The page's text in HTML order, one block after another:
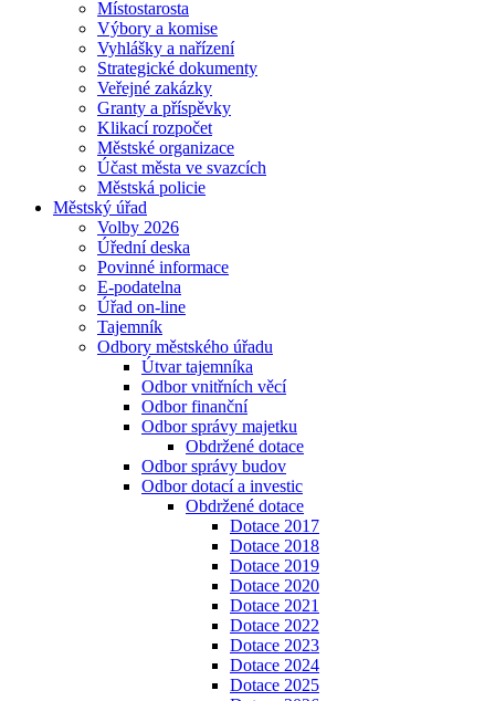
Místostarosta
Výbory a komise
Vyhlášky a nařízení
Strategické dokumenty
Veřejné zakázky
Granty a příspěvky
Klikací rozpočet
Městské organizace
Účast města ve svazcích
Městská policie
Městský úřad
Volby 2026
Úřední deska
Povinné informace
E-podatelna
Úřad on-line
Tajemník
Odbory městského úřadu
Útvar tajemníka
Odbor vnitřních věcí
Odbor finanční
Odbor správy majetku
Obdržené dotace
Odbor správy budov
Odbor dotací a investic
Obdržené dotace
Dotace 2017
Dotace 2018
Dotace 2019
Dotace 2020
Dotace 2021
Dotace 2022
Dotace 2023
Dotace 2024
Dotace 2025